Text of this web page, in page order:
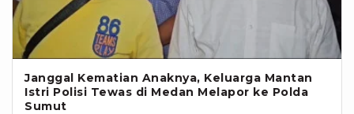
Janggal Kematian Anaknya, Keluarga Mantan
Istri Polisi Tewas di Medan Melapor ke Polda
Sumut